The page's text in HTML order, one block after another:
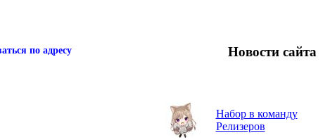
по адресу
Новости сайта
Набор в команду
Релизеров